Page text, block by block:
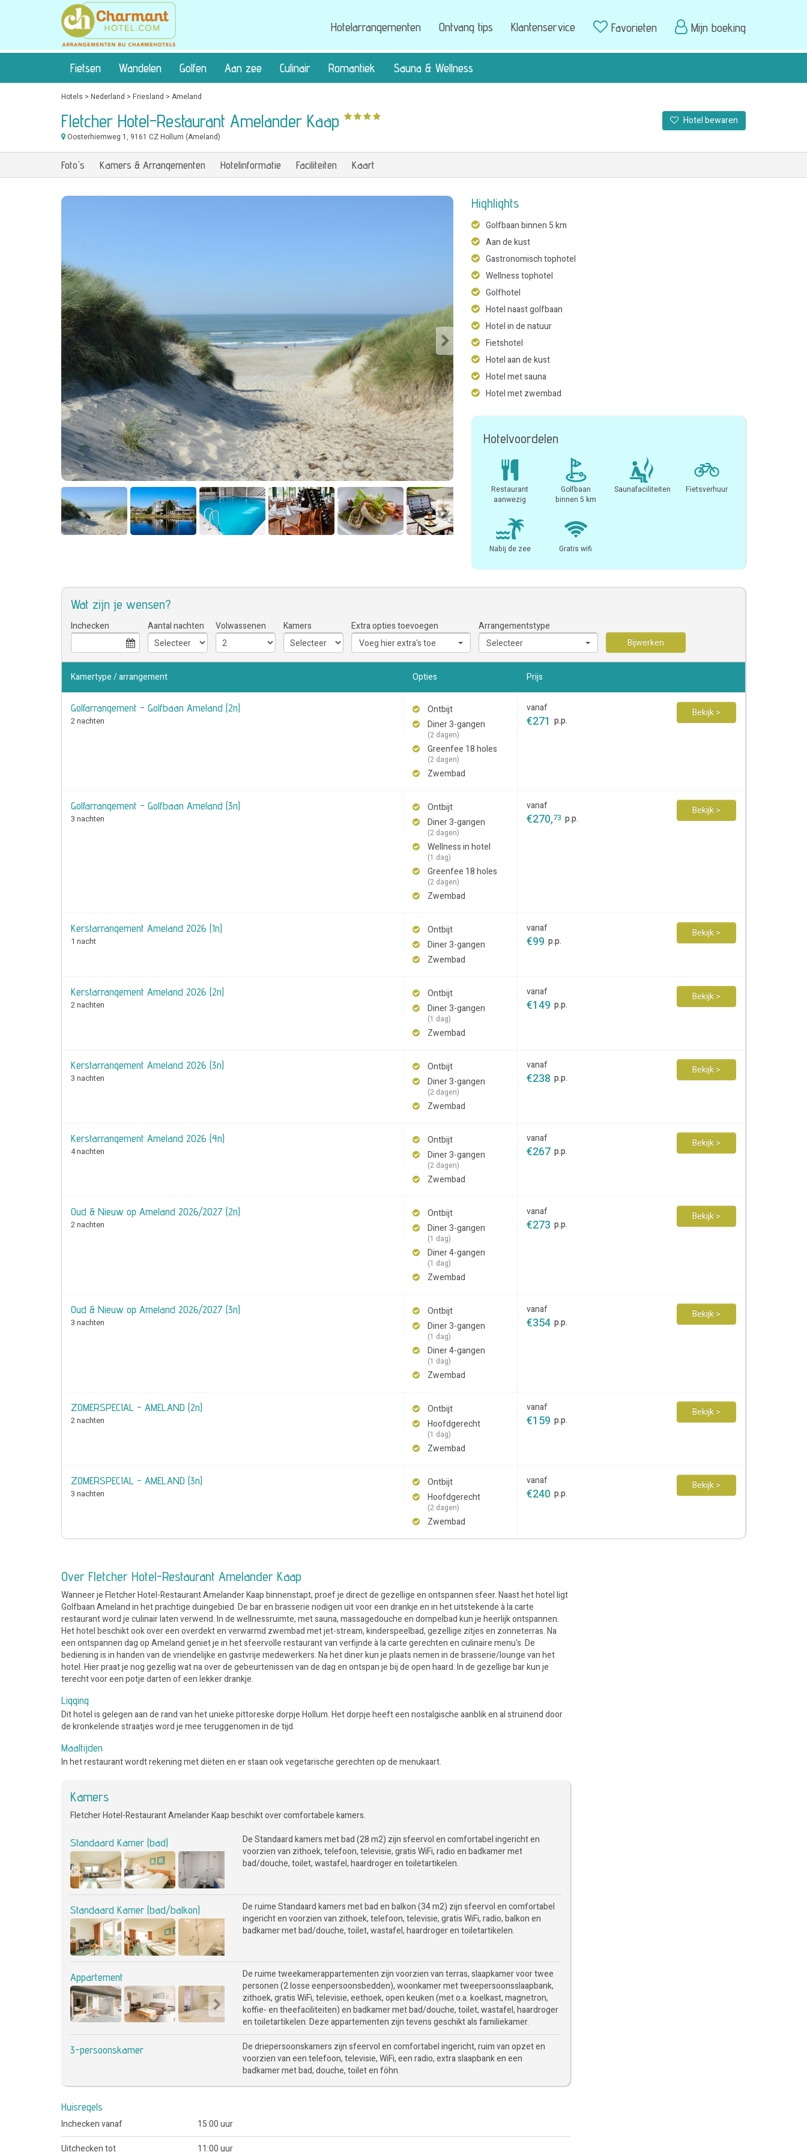
Hotelarrangementen Ontvang tips Klantenservice Favorieten Mijn boeking
Fietsen Wandelen Golfen Aan zee Culinair Romantiek Sauna & Wellness
Hotels > Nederland > Friesland > Ameland
Fletcher Hotel-Restaurant Amelander Kaap Hotel bewaren
Oosterhiemweg 1, 9161 CZ Hollum (Ameland)
Foto's Kamers & Arrangementen Hotelinformatie Faciliteiten Kaart
Highlights
Golfbaan binnen 5 km
Aan de kust
Gastronomisch tophotel
Wellness tophotel
Golfhotel
Hotel naast golfbaan
Hotel in de natuur
Fietshotel
Hotel aan de kust
Hotel met sauna
Hotel met zwembad
Hotelvoordelen
Restaurant
aanwezig
Golfbaan
binnen 5 km
Saunafaciliteiten Fietsverhuur
Nabij de zee Gratis wifi
Wat zijn je wensen?
Inchecken Aantal nachten Volwassenen Kamers
Extra opties toevoegen
Voeg hier extra's toe
Arrangementstype
Selecteer
Bijwerken
Kamertype / arrangement Opties Prijs
Golfarrangement - Golfbaan Ameland (2n)
2 nachten
Ontbijt
Diner 3-gangen
(2 dagen)
Greenfee 18 holes
(2 dagen)
Zwembad
vanaf
€271 p.p.
Bekijk >
Golfarrangement - Golfbaan Ameland (3n)
3 nachten
Ontbijt
Diner 3-gangen
(2 dagen)
Wellness in hotel
(1 dag)
Greenfee 18 holes
(2 dagen)
Zwembad
vanaf
€270,73 p.p.
Bekijk >
Kerstarrangement Ameland 2026 (1n)
1 nacht
Ontbijt
Diner 3-gangen
Zwembad
vanaf
€99 p.p.
Bekijk >
Kerstarrangement Ameland 2026 (2n)
2 nachten
Ontbijt
Diner 3-gangen
(1 dag)
Zwembad
vanaf
€149 p.p.
Bekijk >
Kerstarrangement Ameland 2026 (3n)
3 nachten
Ontbijt
Diner 3-gangen
(2 dagen)
Zwembad
vanaf
€238 p.p.
Bekijk >
Kerstarrangement Ameland 2026 (4n)
4 nachten
Ontbijt
Diner 3-gangen
(2 dagen)
Zwembad
vanaf
€267 p.p.
Bekijk >
Oud & Nieuw op Ameland 2026/2027 (2n)
2 nachten
Ontbijt
Diner 3-gangen
(1 dag)
Diner 4-gangen
(1 dag)
Zwembad
vanaf
€273 p.p.
Bekijk >
Oud & Nieuw op Ameland 2026/2027 (3n)
3 nachten
Ontbijt
Diner 3-gangen
(1 dag)
Diner 4-gangen
(1 dag)
Zwembad
vanaf
€354 p.p.
Bekijk >
ZOMERSPECIAL - AMELAND (2n)
2 nachten
Ontbijt
Hoofdgerecht
(1 dag)
Zwembad
vanaf
€159 p.p.
Bekijk >
ZOMERSPECIAL - AMELAND (3n)
3 nachten
Ontbijt
Hoofdgerecht
(2 dagen)
Zwembad
vanaf
€240 p.p.
Bekijk >
Over Fletcher Hotel-Restaurant Amelander Kaap
Wanneer je Fletcher Hotel-Restaurant Amelander Kaap binnenstapt, proef je direct de gezellige en ontspannen sfeer. Naast het hotel ligt
Golfbaan Ameland in het prachtige duingebied. De bar en brasserie nodigen uit voor een drankje en in het uitstekende à la carte
restaurant word je culinair laten verwend. In de wellnessruimte, met sauna, massagedouche en dompelbad kun je heerlijk ontspannen.
Het hotel beschikt ook over een overdekt en verwarmd zwembad met jet-stream, kinderspeelbad, gezellige zitjes en zonneterras. Na
een ontspannen dag op Ameland geniet je in het sfeervolle restaurant van verfijnde à la carte gerechten en culinaire menu's. De
bediening is in handen van de vriendelijke en gastvrije medewerkers. Na het diner kun je plaats nemen in de brasserie/lounge van het
hotel. Hier praat je nog gezellig wat na over de gebeurtenissen van de dag en ontspan je bij de open haard. In de gezellige bar kun je
terecht voor een potje darten of een lekker drankje.
Ligging
Dit hotel is gelegen aan de rand van het unieke pittoreske dorpje Hollum. Het dorpje heeft een nostalgische aanblik en al struinend door
de kronkelende straatjes word je mee teruggenomen in de tijd.
Maaltijden
In het restaurant wordt rekening met diëten en er staan ook vegetarische gerechten op de menukaart.
Kamers
Fletcher Hotel-Restaurant Amelander Kaap beschikt over comfortabele kamers.
Standaard Kamer (bad)
De Standaard kamers met bad (28 m2) zijn sfeervol en comfortabel ingericht en
voorzien van zithoek, telefoon, televisie, gratis WiFi, radio en badkamer met
bad/douche, toilet, wastafel, haardroger en toiletartikelen.
Standaard Kamer (bad/balkon)
De ruime Standaard kamers met bad en balkon (34 m2) zijn sfeervol en comfortabel
ingericht en voorzien van zithoek, telefoon, televisie, gratis WiFi, radio, balkon en
badkamer met bad/douche, toilet, wastafel, haardroger en toiletartikelen.
Appartement
De ruime tweekamerappartementen zijn voorzien van terras, slaapkamer voor twee
personen (2 losse eenpersoonsbedden), woonkamer met tweepersoonsslaapbank,
zithoek, gratis WiFi, televisie, eethoek, open keuken (met o.a. koelkast, magnetron,
koffie- en theefaciliteiten) en badkamer met bad/douche, toilet, wastafel, haardroger
en toiletartikelen. Deze appartementen zijn tevens geschikt als familiekamer.
3-persoonskamer
De driepersoonskamers zijn sfeervol en comfortabel ingericht, ruim van opzet en
voorzien van een telefoon, televisie, WiFi, een radio, extra slaapbank en een
badkamer met bad, douche, toilet en föhn.
Huisregels
Inchecken vanaf
15:00 uur
Uitchecken tot
11:00 uur